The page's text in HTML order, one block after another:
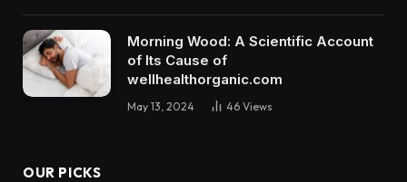
Morning Wood: A Scientific Account
of Its Cause of
wellhealthorganic.com
May 13, 2024 46 Views
OUR PICKS